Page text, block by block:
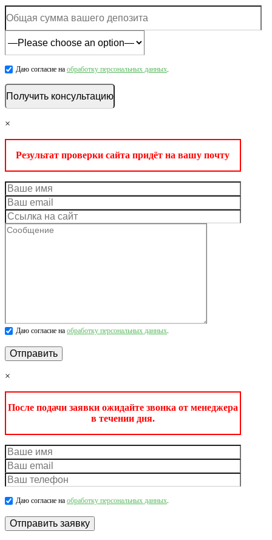
Даю согласие на обработку персональных данных.
×
Результат проверки сайта придёт на вашу почту
Даю согласие на обработку персональных данных.
×
После подачи заявки ожидайте звонка от менеджера
в течении дня.
Даю согласие на обработку персональных данных.